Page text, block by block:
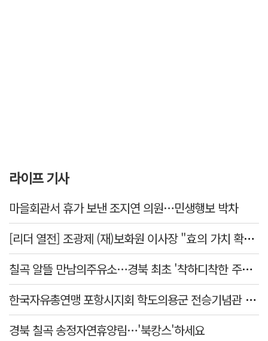
라이프 기사
마을회관서 휴가 보낸 조지연 의원…민생행보 박차
[리더 열전] 조광제 (재)보화원 이사장 "효의 가치 확산 위해 젊은층 참여 이끌어낼 것"
칠곡 알뜰 만남의주유소…경북 최초 '착하디착한 주유소' 선정
한국자유총연맹 포항시지회 학도의용군 전승기념관 방문
경북 칠곡 송정자연휴양림…'북캉스'하세요